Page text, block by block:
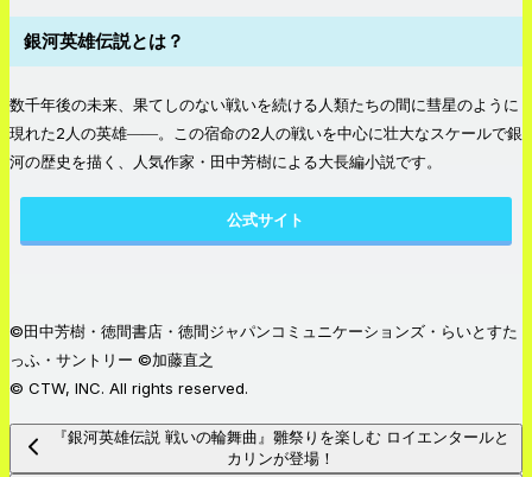
銀河英雄伝説とは？
数千年後の未来、果てしのない戦いを続ける人類たちの間に彗星のように
現れた2人の英雄――。この宿命の2人の戦いを中心に壮大なスケールで銀
河の歴史を描く、人気作家・田中芳樹による大長編小説です。
公式サイト
©田中芳樹・徳間書店・徳間ジャパンコミュニケーションズ・らいとすた
っふ・サントリー ©加藤直之
© CTW, INC. All rights reserved.
『銀河英雄伝説 戦いの輪舞曲』雛祭りを楽しむ ロイエンタールと
カリンが登場！